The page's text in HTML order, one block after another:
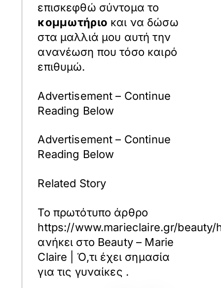
επισκεφθώ σύντομα το
κομμωτήριο και να δώσω
στα μαλλιά μου αυτή την
ανανέωση που τόσο καιρό
επιθυμώ.
Advertisement – Continue
Reading Below
Advertisement – Continue
Reading Below
Related Story
Το πρωτότυπο άρθρο
https://www.marieclaire.gr/
ανήκει στο Beauty – Marie
Claire | Ό,τι έχει σημασία
για τις γυναίκες .